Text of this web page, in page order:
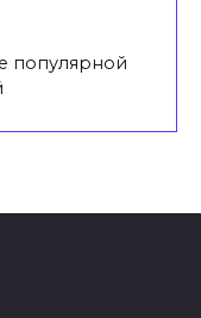
популярной